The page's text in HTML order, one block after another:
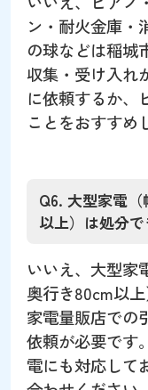
ン・耐火金庫・
の球などは稲城
収集・受け入れ
に依頼するか、
ことをおすすめ
Q6. 大型家電
以上）は処分で
いいえ、大型
奥行き80cm以
家電量販店での
依頼が必要です
電にも対応して